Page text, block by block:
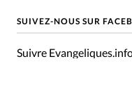
SUIVEZ-NOUS SUR
Suivre